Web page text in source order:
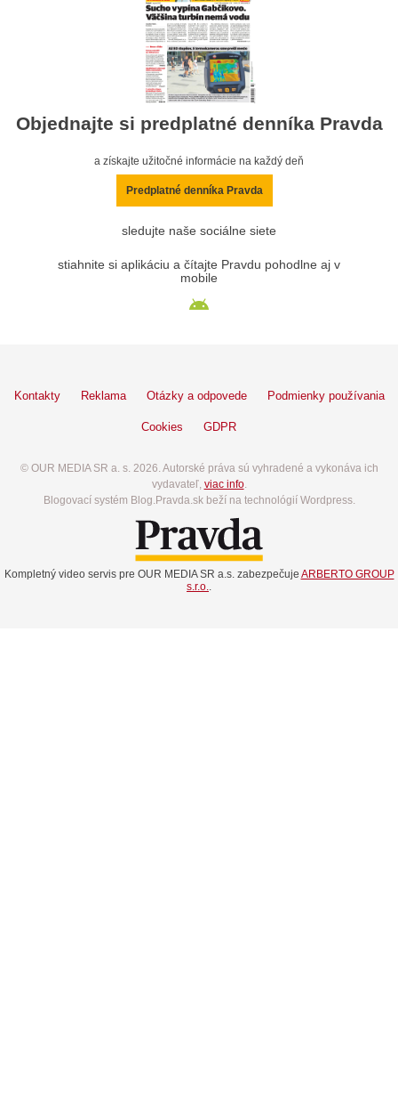
Objednajte si predplatné denníka Pravda
a získajte užitočné informácie na každý deň
Predplatné denníka Pravda
sledujte naše sociálne siete
stiahnite si aplikáciu a čítajte Pravdu pohodlne aj v
mobile
Kontakty Reklama Otázky a odpovede Podmienky používania
Cookies GDPR
© OUR MEDIA SR a. s. 2026. Autorské práva sú vyhradené a vykonáva ich
vydavateľ, viac info.
Blogovací systém Blog.Pravda.sk beží na technológií Wordpress.
Kompletný video servis pre OUR MEDIA SR a.s. zabezpečuje ARBERTO GROUP
s.r.o..